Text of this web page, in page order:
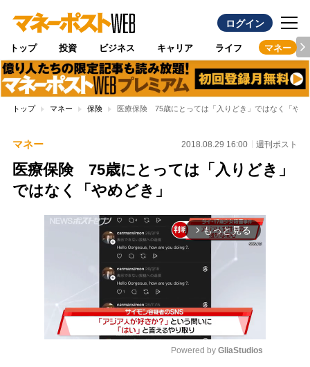
ログイン
トップ 投資 ビジネス キャリア ライフ マネー
トップ マネー 保険 医療保険 75歳にとっては「入りどき」ではなく「やめ
マネー 2018.08.29 16:00 週刊ポスト
医療保険 75歳にとっては「入りどき」
ではなく「やめどき」
arrow_forward_ios もっと見る
Powered by GliaStudios